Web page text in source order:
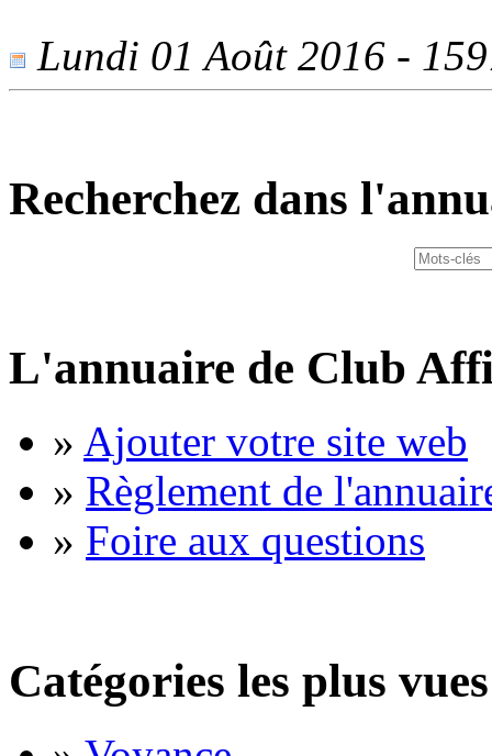
Lundi 01 Août 2016 -
Recherchez dans
L'annuaire de Club
» Ajouter votre site web
» Règlement de
» Foire aux questions
Catégories les plus vues